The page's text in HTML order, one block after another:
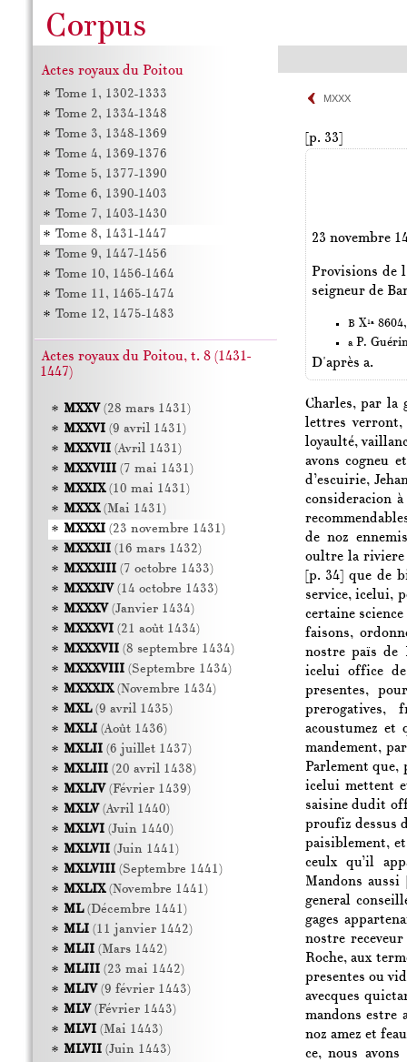
MXXX
[p. 33]
23 novembre
Provisions de
seigneur de
B X1a
aP.
D'après a.
Charles, par la
lettres verront,
loyaulté,
avons cogneu
d’escuirie,
consideracion
de noz
oultre la riviere
[p. 34]
que de
service, icelui,
certaine
faisons,
nostre païs de
icelui office
presentes,
prerogatives,
acoustumez
mandement,
Parlement que,
icelui mettent
saisine dudit
proufiz dessus
paisiblement,
ceulx qu’il
Mandons aussi
general
gages
nostre
Roche, aux
presentes ou
avecques
mandons estre
noz amez et
ce, nous
Actes royaux du Poitou
Tome 1, 1302-1333
Tome 2, 1334-1348
Tome 3, 1348-1369
Tome 4, 1369-1376
Tome 5, 1377-1390
Tome 6, 1390-1403
Tome 7, 1403-1430
Tome 8, 1431-1447
Tome 9, 1447-1456
Tome 10, 1456-1464
Tome 11, 1465-1474
Tome 12, 1475-1483
Actes royaux du Poitou, t. 8 (1431-
1447)
MXXV(28 mars 1431)
MXXVI(9 avril 1431)
MXXVII(Avril 1431)
MXXVIII(7 mai 1431)
MXXIX(10 mai 1431)
MXXX(Mai 1431)
MXXXI(23 novembre 1431)
MXXXII(16 mars 1432)
MXXXIII(7 octobre 1433)
MXXXIV(14 octobre 1433)
MXXXV(Janvier 1434)
MXXXVI(21 août 1434)
MXXXVII(8 septembre 1434)
MXXXVIII(Septembre 1434)
MXXXIX(Novembre 1434)
MXL(9 avril 1435)
MXLI(Août 1436)
MXLII(6 juillet 1437)
MXLIII(20 avril 1438)
MXLIV(Février 1439)
MXLV(Avril 1440)
MXLVI(Juin 1440)
MXLVII(Juin 1441)
MXLVIII(Septembre 1441)
MXLIX(Novembre 1441)
ML(Décembre 1441)
MLI(11 janvier 1442)
MLII(Mars 1442)
MLIII(23 mai 1442)
MLIV(9 février 1443)
MLV(Février 1443)
MLVI(Mai 1443)
MLVII(Juin 1443)